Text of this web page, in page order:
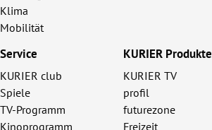
Klima
Mobilität
Service
KURIER club
Spiele
TV-Programm
Kinoprogramm
KURIER Produkte
KURIER TV
profil
futurezone
Freizeit